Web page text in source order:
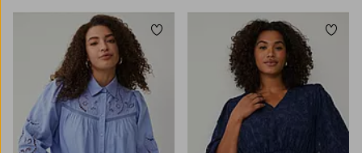
Tilføj til favoritter
3XL4XL 3XL 4XL